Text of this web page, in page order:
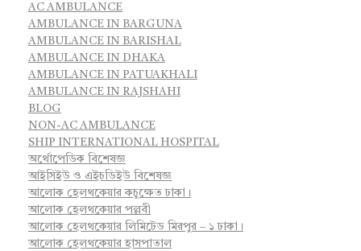
AC AMBULANCE
AMBULANCE IN BARGUNA
AMBULANCE IN BARISHAL
AMBULANCE IN DHAKA
AMBULANCE IN PATUAKHALI
AMBULANCE IN RAJSHAHI
BLOG
NON-AC AMBULANCE
SHIP INTERNATIONAL HOSPITAL
অর্থোপেডিক বিশেষজ্ঞ
আইসিইউ ও এইচডিইউ বিশেষজ্ঞ
আলোক হেলথকেয়ার কচুক্ষেত ঢাকা।
আলোক হেলথকেয়ার পল্লবী
আলোক হেলথকেয়ার লিমিটেড মিরপুর – ১ ঢাকা।
আলোক হেলথকেয়ার হাসপাতাল